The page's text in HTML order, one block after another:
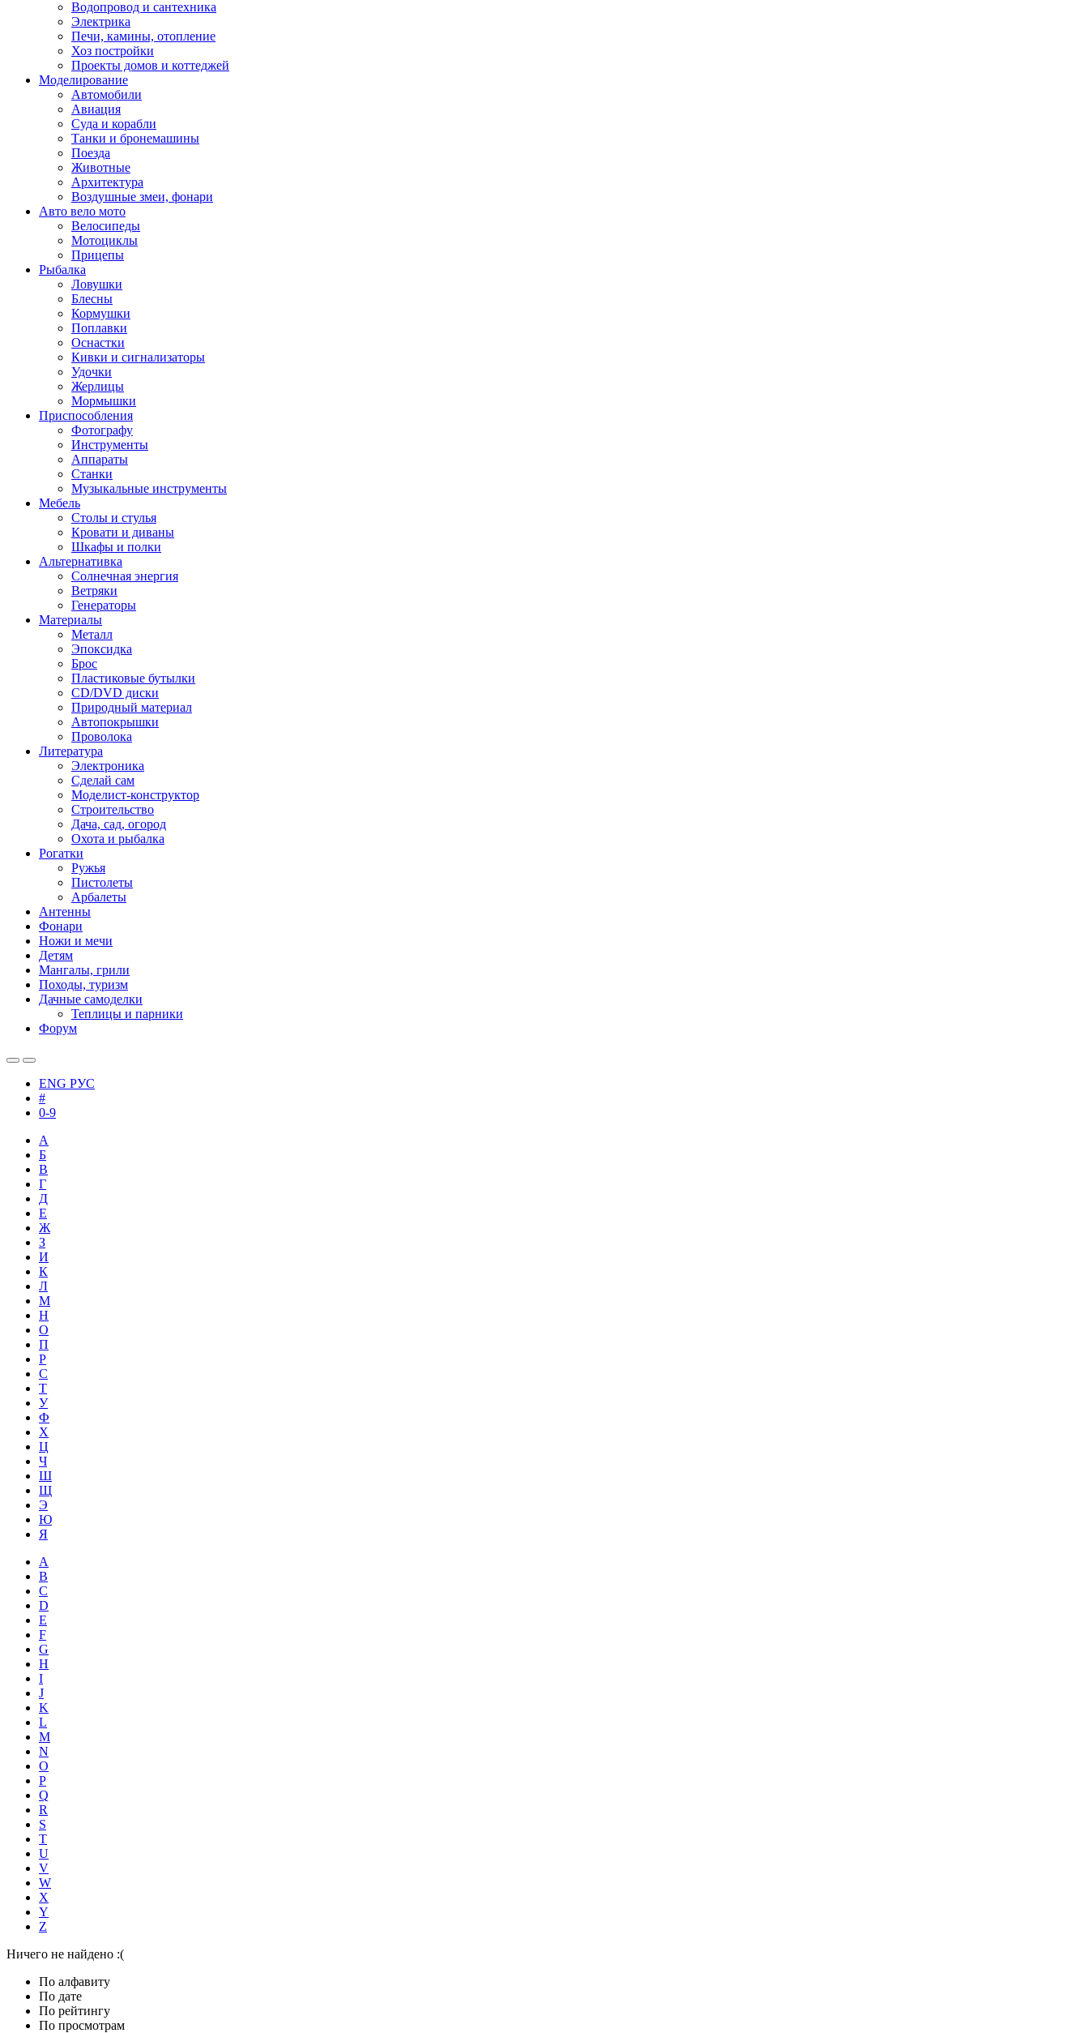
Водопровод и сантехника
Электрика
Печи, камины, отопление
Хоз постройки
Проекты домов и коттеджей
Моделирование
Автомобили
Авиация
Суда и корабли
Танки и бронемашины
Поезда
Животные
Архитектура
Воздушные змеи, фонари
Авто вело мото
Велосипеды
Мотоциклы
Прицепы
Рыбалка
Ловушки
Блесны
Кормушки
Поплавки
Оснастки
Кивки и сигнализаторы
Удочки
Жерлицы
Мормышки
Приспособления
Фотографу
Инструменты
Аппараты
Станки
Музыкальные инструменты
Мебель
Столы и стулья
Кровати и диваны
Шкафы и полки
Альтернативка
Солнечная энергия
Ветряки
Генераторы
Материалы
Металл
Эпоксидка
Брос
Пластиковые бутылки
CD/DVD диски
Природный материал
Автопокрышки
Проволока
Литература
Электроника
Сделай сам
Моделист-конструктор
Строительство
Дача, сад, огород
Охота и рыбалка
Рогатки
Ружья
Пистолеты
Арбалеты
Антенны
Фонари
Ножи и мечи
Детям
Мангалы, грили
Походы, туризм
Дачные самоделки
Теплицы и парники
Форум
ENG РУС
#
0-9
А
Б
В
Г
Д
Е
Ж
З
И
К
Л
М
Н
О
П
Р
С
Т
У
Ф
Х
Ц
Ч
Ш
Щ
Э
Ю
Я
A
B
C
D
E
F
G
H
I
J
K
L
M
N
O
P
Q
R
S
T
U
V
W
X
Y
Z
Ничего не найдено :(
По алфавиту
По дате
По рейтингу
По просмотрам